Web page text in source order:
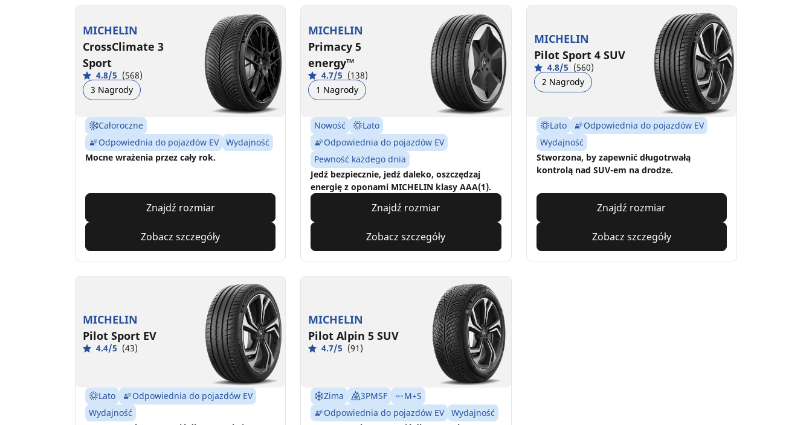
MICHELIN
CrossClimate 3
Sport
4.8/5 (568)
3 Nagrody
Całoroczne
Odpowiednia do pojazdów EV
Wydajność
Mocne wrażenia przez cały rok.
Znajdź rozmiar
Zobacz szczegóły
MICHELIN
Primacy 5
energy™
4.7/5 (138)
1 Nagrody
Nowość
Lato
Odpowiednia do pojazdów EV
Pewność każdego dnia
Jedź bezpiecznie, jedź daleko, oszczędzaj
energię z oponami MICHELIN klasy AAA(1).
Znajdź rozmiar
Zobacz szczegóły
MICHELIN
Pilot Sport 4 SUV
4.8/5 (560)
2 Nagrody
Lato
Odpowiednia do pojazdów EV
Wydajność
Stworzona, by zapewnić długotrwałą
kontrolą nad SUV-em na drodze.
Znajdź rozmiar
Zobacz szczegóły
MICHELIN
Pilot Sport EV
4.4/5 (43)
Lato
Odpowiednia do pojazdów EV
Wydajność
MICHELIN
Pilot Alpin 5 SUV
4.7/5 (91)
Zima 3PMSF
M+S
Odpowiednia do pojazdów EV
Wydajność